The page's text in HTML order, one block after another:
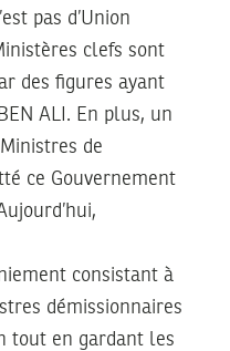
pas d’Union
clefs sont
des figures ayant
ALI. En plus, un
de
ce Gouvernement
consistant à
démissionnaires
tout en gardant les